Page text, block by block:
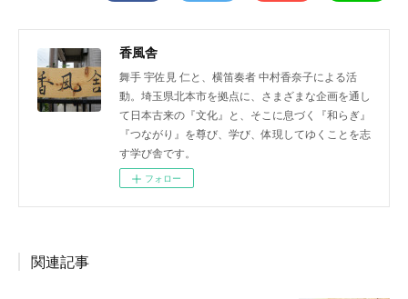
香風舎
舞手 宇佐見 仁と、横笛奏者 中村香奈子による活
動。埼玉県北本市を拠点に、さまざまな企画を通し
て日本古来の『文化』と、そこに息づく『和らぎ』
『つながり』を尊び、学び、体現してゆくことを志
す学び舎です。
フォロー
関連記事